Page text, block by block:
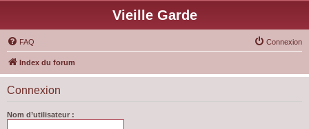
Vieille Garde
FAQ Connexion
Index du forum
Connexion
Nom d’utilisateur :